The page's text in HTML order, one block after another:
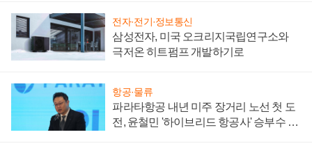
전자·전기·정보통신
삼성전자, 미국 오크리지국립연구소와
극저온 히트펌프 개발하기로
항공·물류
파라타항공 내년 미주 장거리 노선 첫 도
전, 윤철민 '하이브리드 항공사' 승부수 통